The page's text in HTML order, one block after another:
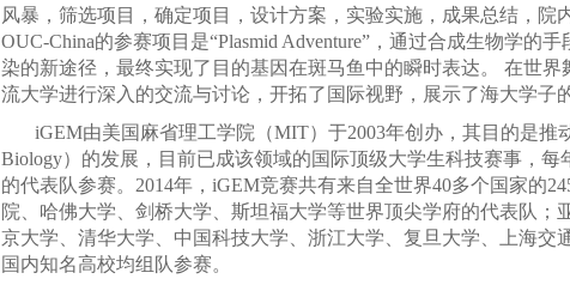
风暴，筛选项目，确定项目，设计方案，实验实施，成果总结，院
OUC-China的参赛项目是“Plasmid Adventure”，通过合成生物学的
染的新途径，最终实现了目的基因在斑马鱼中的瞬时表达。 在世
流大学进行深入的交流与讨论，开拓了国际视野，展示了海大学子
iGEM由美国麻省理工学院（MIT）于2003年创办，其目的是推
Biology）的发展，目前已成该领域的国际顶级大学生科技赛事，每
的代表队参赛。2014年，iGEM竞赛共有来自全世界40多个国家的
院、哈佛大学、剑桥大学、斯坦福大学等世界顶尖学府的代表队；
京大学、清华大学、中国科技大学、浙江大学、复旦大学、上海交
国内知名高校均组队参赛。